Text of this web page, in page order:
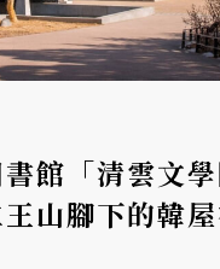
館「清雲文
山腳下的韓
後